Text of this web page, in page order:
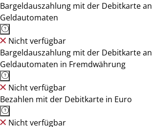
Bargeldauszahlung mit der Debitkarte
Geldautomaten
Nicht verfügbar
Bargeldauszahlung mit der Debitkarte
Geldautomaten in Fremdwährung
Nicht verfügbar
Bezahlen mit der Debitkarte in Euro
Nicht verfügbar